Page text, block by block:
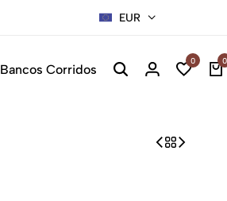
EUR
Bancos Corridos
0 0